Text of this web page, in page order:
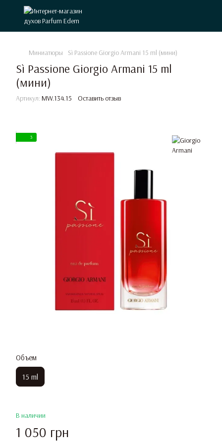
Миниатюры Sì Passione Giorgio Armani 15 ml (мини)
Sì Passione Giorgio Armani 15 ml
(мини)
Артикул: MW.134.15 Оставить отзыв
3
Объем
15 ml
В наличии
1 050 грн